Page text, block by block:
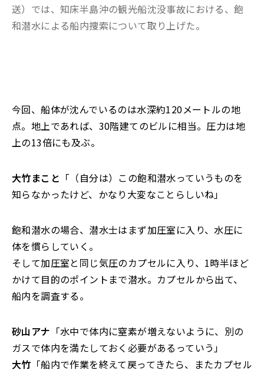
送）では、知床半島沖の観光船沈没事故における、飽
和潜水による船内捜索について取り上げた。
今回、船体が沈んでいるのは水深約120メートルの地
点。地上であれば、30階建てのビルに相当。圧力は地
上の13倍にも及ぶ。
大竹まこと 「（自分は）この飽和潜水っていうものを
知らなかったけど、かなり大変なことらしいね」
飽和潜水の場合、潜水士はまず加圧室に入り、水圧に
体を慣らしていく。
そして加圧室と同じ気圧のカプセルに入り、1時半ほど
かけて目的のポイントまで潜水。カプセルから出て、
船内を調査する。
砂山アナ 「水中で体内に窒素が増えないように、別の
ガスで体内を満たしておく必要があるっていう」
大竹 「船内で作業を終えて戻ってきたら、またカプセル